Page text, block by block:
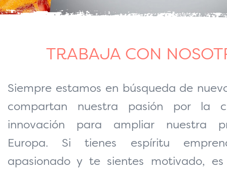
TRABAJA CON
Siempre estamos en búsqueda de
compartan nuestra pasión por la
innovación para ampliar nuestra
Europa. Si tienes espíritu
apasionado y te sientes motivado,